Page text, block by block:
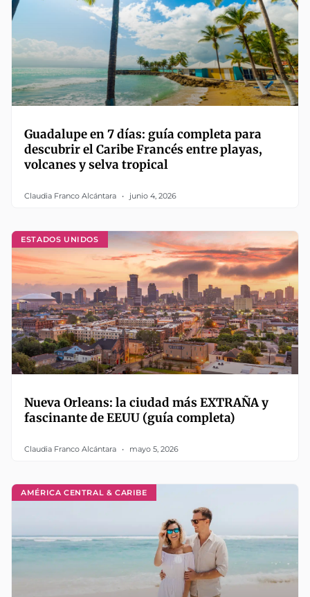
Guadalupe en 7 días: guía completa para
descubrir el Caribe Francés entre playas,
volcanes y selva tropical
Claudia Franco Alcántara junio 4, 2026
ESTADOS UNIDOS
Nueva Orleans: la ciudad más EXTRAÑA y
fascinante de EEUU (guía completa)
Claudia Franco Alcántara mayo 5, 2026
AMÉRICA CENTRAL & CARIBE